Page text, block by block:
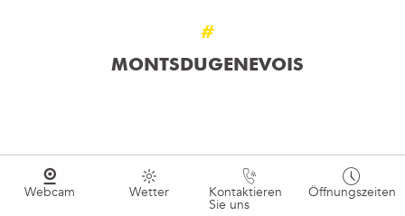
#
MONTSDUGENEVOIS
Webcam Wetter Kontaktieren
Sie uns
Öffnungszeiten